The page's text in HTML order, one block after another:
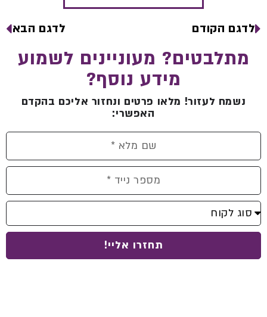
לדגם הקודם לדגם הבא
מתלבטים? מעוניינים לשמוע
מידע נוסף?
נשמח לעזור! מלאו פרטים ונחזור אליכם בהקדם
האפשרי:
תחזרו אליי!